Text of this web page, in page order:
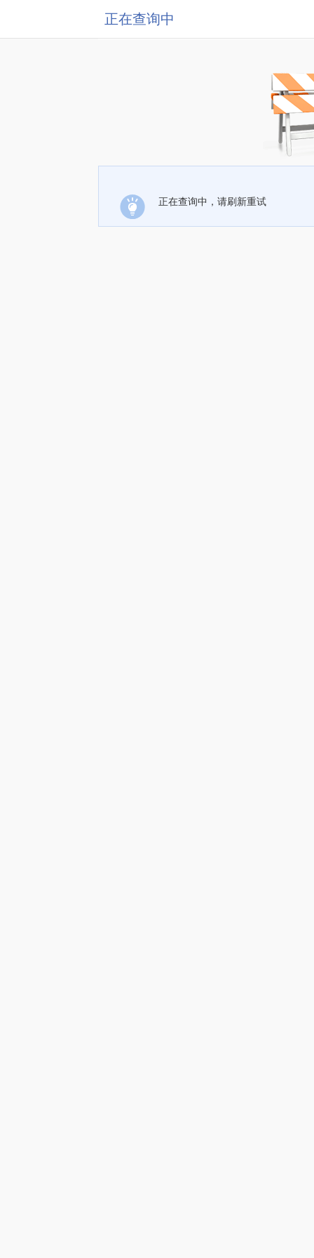
正在查询中
正在查询中，请刷新重试